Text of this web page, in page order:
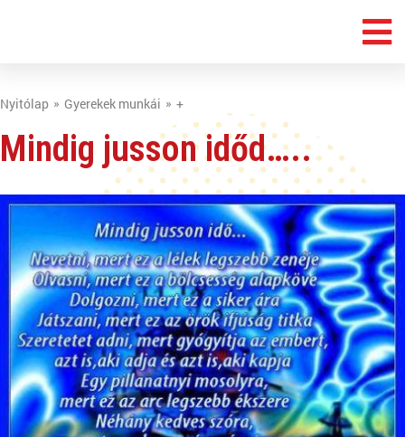
Nyitólap Gyerekek munkái +
Mindig jusson időd…..